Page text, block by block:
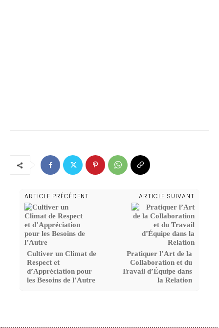
ARTICLE PRÉCÉDENT
Cultiver un Climat de
Respect et
d’Appréciation pour
les Besoins de l’Autre
ARTICLE SUIVANT
Pratiquer l’Art de la
Collaboration et du
Travail d’Équipe dans
la Relation